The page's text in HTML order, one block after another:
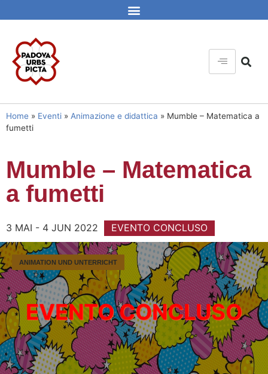
Home » Eventi » Animazione e didattica » Mumble – Matematica a
fumetti
Mumble – Matematica
a fumetti
3 MAI - 4 JUN 2022 EVENTO CONCLUSO
ANIMATION UND UNTERRICHT